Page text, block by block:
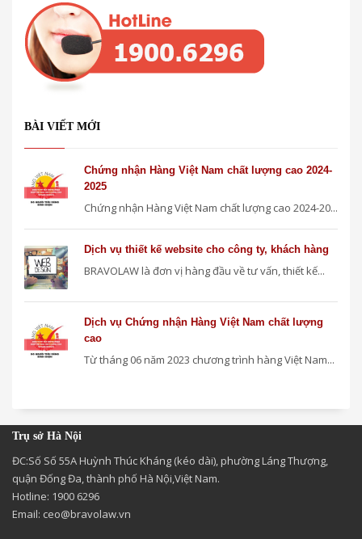
BÀI VIẾT MỚI
Chứng nhận Hàng Việt Nam chất lượng cao 2024-
2025
Chứng nhận Hàng Việt Nam chất lượng cao 2024-20...
Dịch vụ thiết kế website cho công ty, khách hàng
BRAVOLAW là đơn vị hàng đầu về tư vấn, thiết kế...
Dịch vụ Chứng nhận Hàng Việt Nam chất lượng
cao
Từ tháng 06 năm 2023 chương trình hàng Việt Nam...
Trụ sở Hà Nội
ĐC:Số Số 55A Huỳnh Thúc Kháng (kéo dài), phường Láng Thượng,
quận Đống Đa, thành phố Hà Nội,Việt Nam.
Hotline: 1900 6296
Email: ceo@bravolaw.vn